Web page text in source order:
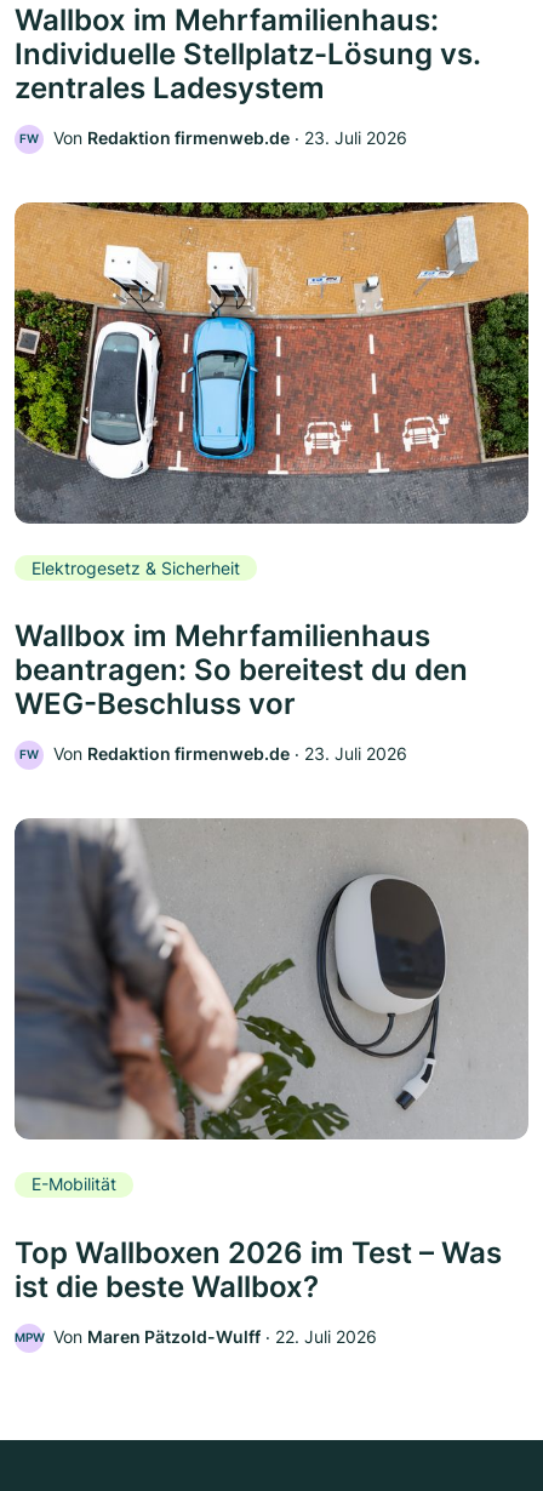
Wallbox im Mehrfamilienhaus:
Individuelle Stellplatz-Lösung vs.
zentrales Ladesystem
FW Von Redaktion firmenweb.de ‧ 23. Juli 2026
Elektrogesetz & Sicherheit
Wallbox im Mehrfamilienhaus
beantragen: So bereitest du den
WEG-Beschluss vor
FW Von Redaktion firmenweb.de ‧ 23. Juli 2026
E-Mobilität
Top Wallboxen 2026 im Test – Was
ist die beste Wallbox?
MPW Von Maren Pätzold-Wulff ‧ 22. Juli 2026